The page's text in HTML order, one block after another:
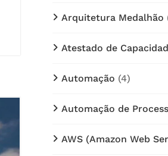
Arquitetura Medalhão
Atestado de
Automação (4)
Automação de
AWS (Amazon Web